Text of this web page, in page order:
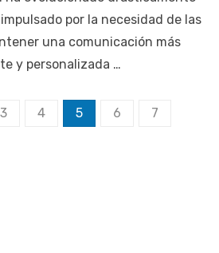
por la necesidad de las
una comunicación más
y personalizada …
3 4 5 6
7